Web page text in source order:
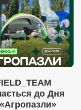
до Дня